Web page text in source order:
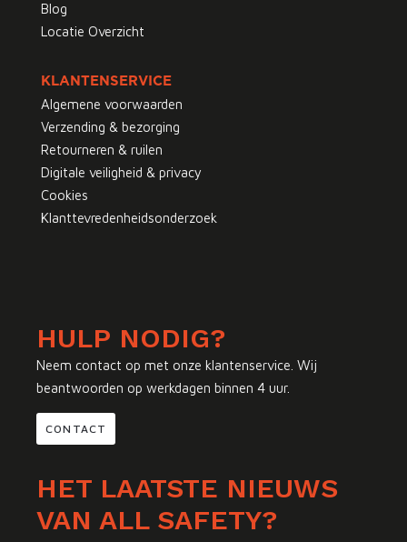
Blog
Locatie Overzicht
KLANTENSERVICE
Algemene voorwaarden
Verzending & bezorging
Retourneren & ruilen
Digitale veiligheid & privacy
Cookies
Klanttevredenheidsonderzoek
HULP NODIG?
Neem contact op met onze klantenservice. Wij
beantwoorden op werkdagen binnen 4 uur.
CONTACT
HET LAATSTE NIEUWS
VAN ALL SAFETY?